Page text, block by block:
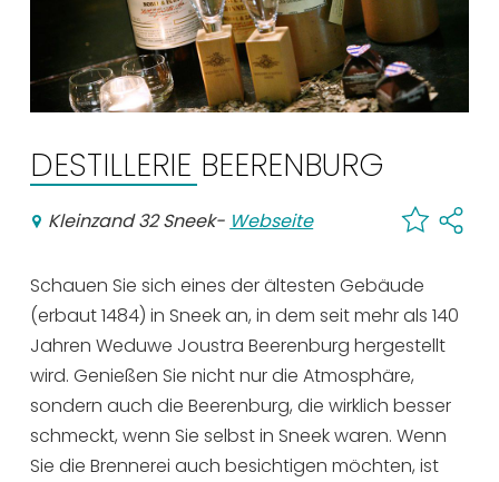
Veranstaltungskalender
Häufig besuchte Seiten:
Sneek mit Kinder
DESTILLERIE BEERENBURG
Kleinzand 32 Sneek- Webseite
Schauen Sie sich eines der ältesten Gebäude
(erbaut 1484) in Sneek an, in dem seit mehr als 140
Jahren Weduwe Joustra Beerenburg hergestellt
wird. Genießen Sie nicht nur die Atmosphäre,
sondern auch die Beerenburg, die wirklich besser
schmeckt, wenn Sie selbst in Sneek waren. Wenn
Sie die Brennerei auch besichtigen möchten, ist